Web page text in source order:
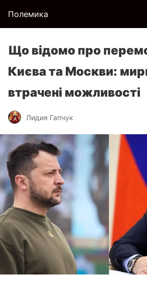
Полемика
Що відомо про
Києва та Москви:
втрачені можливості
Лидия Гапчук